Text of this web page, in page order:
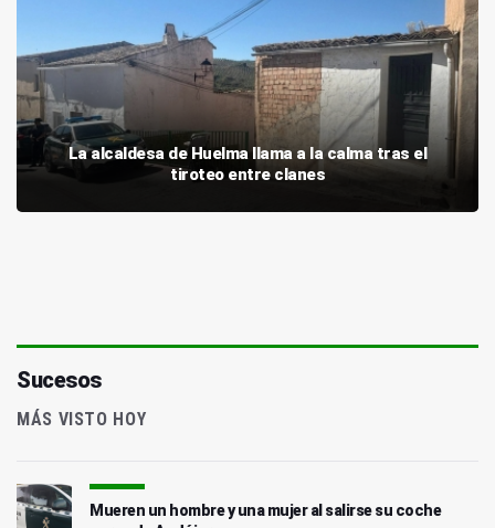
La alcaldesa de Huelma llama a la calma tras el
tiroteo entre clanes
Sucesos
MÁS VISTO HOY
Mueren un hombre y una mujer al salirse su coche